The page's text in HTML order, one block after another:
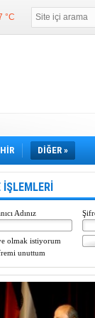
°C
girdi
DİĞER »
İŞLEMLERİ
Adınız
olmak istiyorum
unuttum